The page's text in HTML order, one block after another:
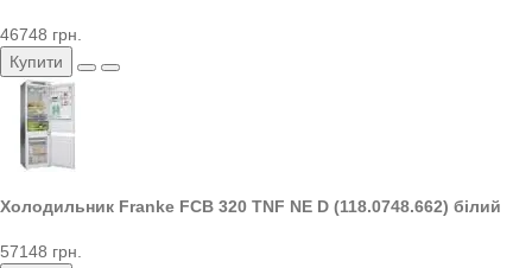
46748 грн.
Купити
Холодильник Franke FCB 320 TNF NE D (118.0748.662) білий
57148 грн.